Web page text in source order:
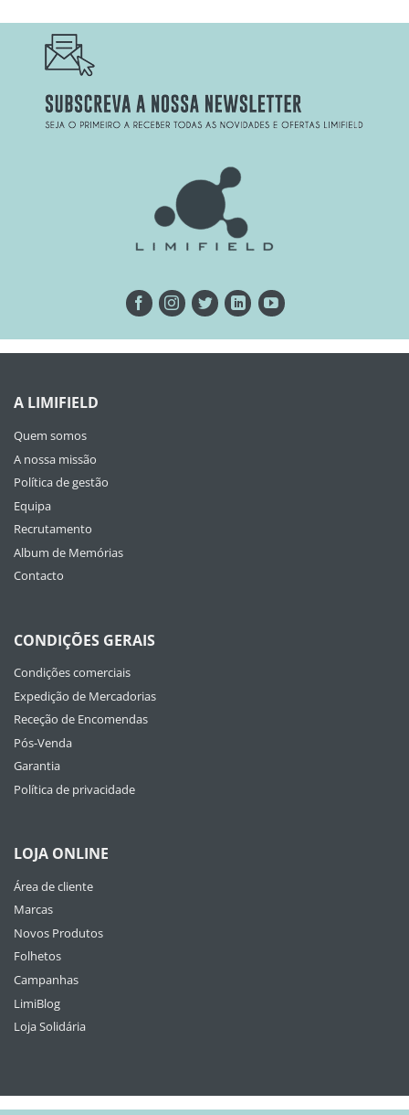
A LIMIFIELD
Quem somos
A nossa missão
Política de gestão
Equipa
Recrutamento
Album de Memórias
Contacto
CONDIÇÕES GERAIS
Condições comerciais
Expedição de Mercadorias
Receção de Encomendas
Pós-Venda
Garantia
Política de privacidade
LOJA ONLINE
Área de cliente
Marcas
Novos Produtos
Folhetos
Campanhas
LimiBlog
Loja Solidária